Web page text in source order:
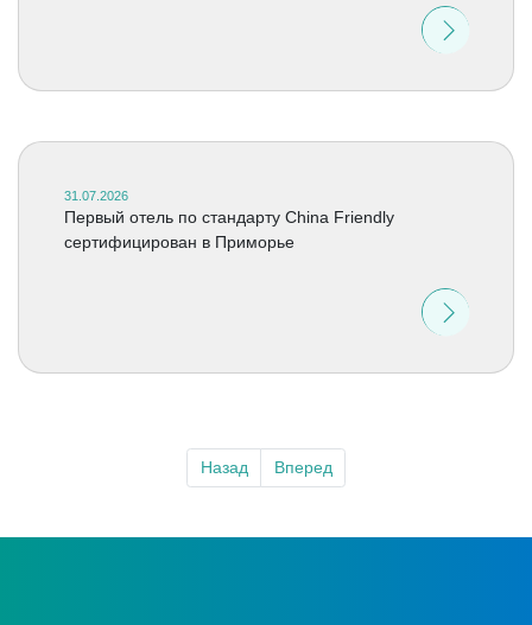
31.07.2026
Первый отель по стандарту China Friendly
сертифицирован в Приморье
Назад Вперед